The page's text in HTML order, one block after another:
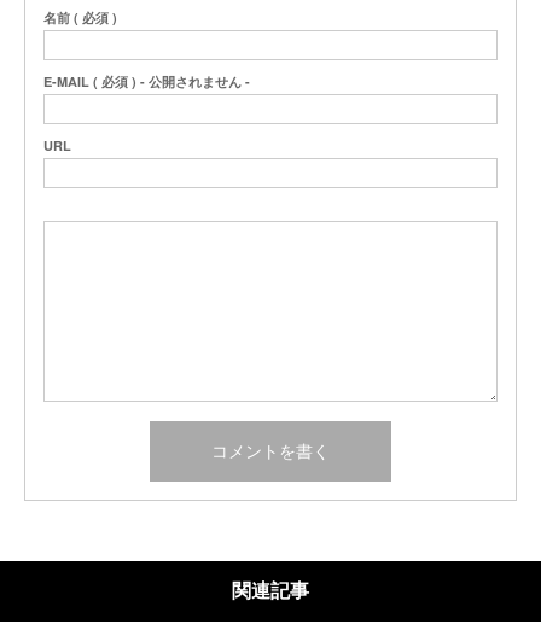
名前 ( 必須 )
E-MAIL ( 必須 ) - 公開されません -
URL
関連記事